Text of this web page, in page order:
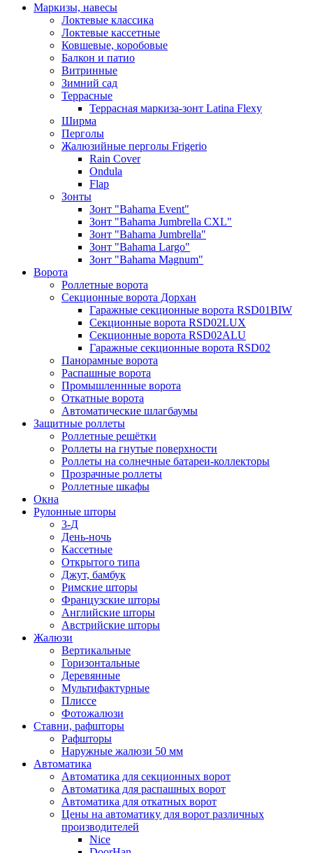
Маркизы, навесы
Локтевые классика
Локтевые кассетные
Ковшевые, коробовые
Балкон и патио
Витринные
Зимний сад
Террасные
Террасная маркиза-зонт Latina Flexy
Ширма
Перголы
Жалюзийные перголы Frigerio
Rain Cover
Ondula
Flap
Зонты
Зонт "Bahama Event"
Зонт "Bahama Jumbrella CXL"
Зонт "Bahama Jumbrella"
Зонт "Bahama Largo"
Зонт "Bahama Magnum"
Ворота
Роллетные ворота
Секционные ворота Дорхан
Гаражные секционные ворота RSD01BIW
Секционные ворота RSD02LUX
Секционные ворота RSD02ALU
Гаражные секционные ворота RSD02
Панорамные ворота
Распашные ворота
Промышленнные ворота
Откатные ворота
Автоматические шлагбаумы
Защитные роллеты
Роллетные решётки
Роллеты на гнутые поверхности
Роллеты на солнечные батареи-коллекторы
Прозрачные роллеты
Роллетные шкафы
Окна
Рулонные шторы
3-Д
День-ночь
Кассетные
Открытого типа
Джут, бамбук
Римские шторы
Французские шторы
Английские шторы
Австрийские шторы
Жалюзи
Вертикальные
Горизонтальные
Деревянные
Мультифактурные
Плиссе
Фотожалюзи
Ставни, рафшторы
Рафшторы
Наружные жалюзи 50 мм
Автоматика
Автоматика для секционных ворот
Автоматика для распашных ворот
Автоматика для откатных ворот
Цены на автоматику для ворот различных
производителей
Nice